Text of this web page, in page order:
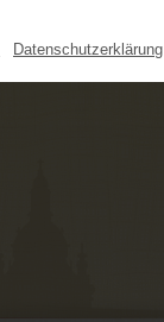
Datenschutzerklärung